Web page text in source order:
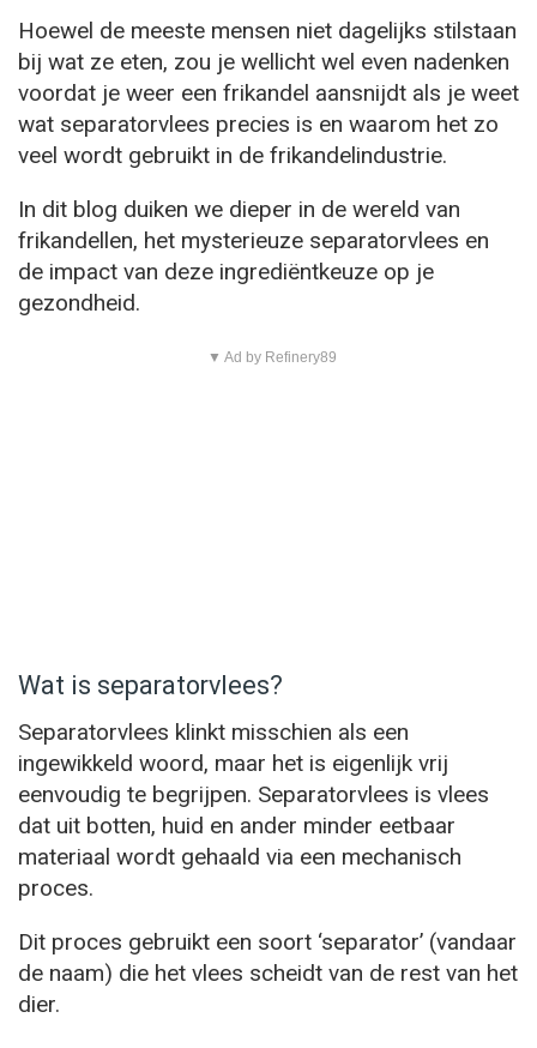
Hoewel de meeste mensen niet dagelijks stilstaan
bij wat ze eten, zou je wellicht wel even nadenken
voordat je weer een frikandel aansnijdt als je weet
wat separatorvlees precies is en waarom het zo
veel wordt gebruikt in de frikandelindustrie.
In dit blog duiken we dieper in de wereld van
frikandellen, het mysterieuze separatorvlees en
de impact van deze ingrediëntkeuze op je
gezondheid.
▼ Ad by Refinery89
Wat is separatorvlees?
Separatorvlees klinkt misschien als een
ingewikkeld woord, maar het is eigenlijk vrij
eenvoudig te begrijpen. Separatorvlees is vlees
dat uit botten, huid en ander minder eetbaar
materiaal wordt gehaald via een mechanisch
proces.
Dit proces gebruikt een soort ‘separator’ (vandaar
de naam) die het vlees scheidt van de rest van het
dier.